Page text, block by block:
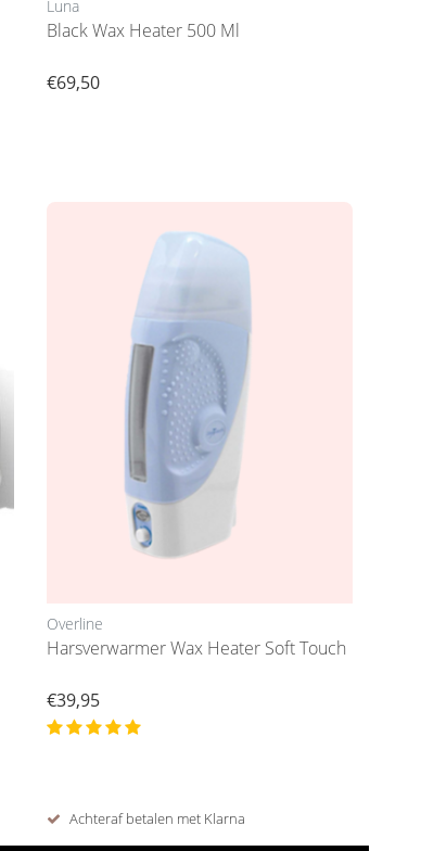
Luna
Black Wax Heater 500 Ml
€69,50
Overline
Harsverwarmer Wax Heater Soft Touch
€39,95
Achteraf betalen met Klarna